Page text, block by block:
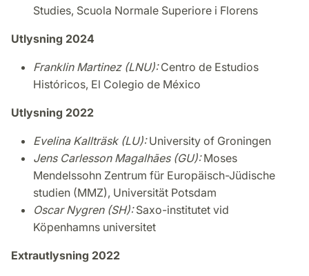
Studies, Scuola Normale Superiore i Florens
Utlysning 2024
Franklin Martinez (LNU):Centro de Estudios
Históricos, El Colegio de México
Utlysning 2022
Evelina Kallträsk (LU):University of Groningen
Jens Carlesson Magalhães (GU):Moses
Mendelssohn Zentrum für Europäisch-Jüdische
studien (MMZ), Universität Potsdam
Oscar Nygren (SH):Saxo-institutet vid
Köpenhamns universitet
Extrautlysning 2022